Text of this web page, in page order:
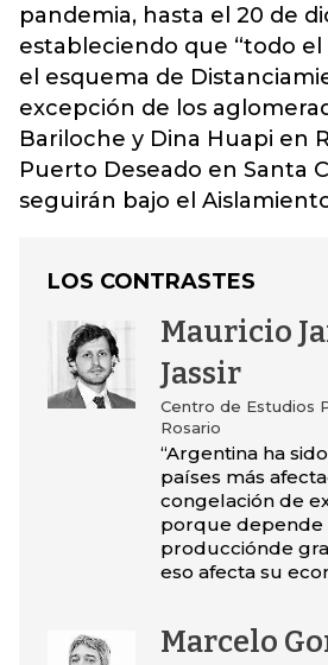
pandemia, hasta el 20 de
estableciendo que “todo el
el esquema de
excepción de los
Bariloche y Dina Huapi en
Puerto Deseado en Santa
seguirán bajo el
LOS CONTRASTES
Mauricio
Jassir
Centro de Estudios
Rosario
“Argentina ha
países más
congelación de
porque depende
producciónde
eso afecta su
Marcelo